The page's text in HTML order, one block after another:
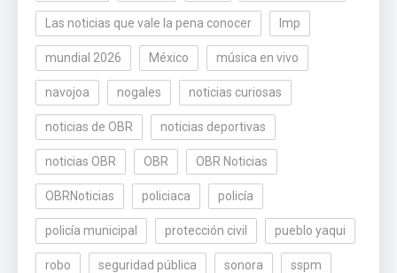
Las noticias que vale la pena conocer lmp
mundial 2026 México música en vivo
navojoa nogales noticias curiosas
noticias de OBR noticias deportivas
noticias OBR OBR OBR Noticias
OBRNoticias policiaca policía
policía municipal protección civil pueblo yaqui
robo seguridad pública sonora sspm